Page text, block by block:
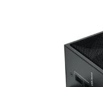
NguồnLIAN LI Edge
Hình ảnh và video sản
NguồnLIAN LI Edge
5.399.000